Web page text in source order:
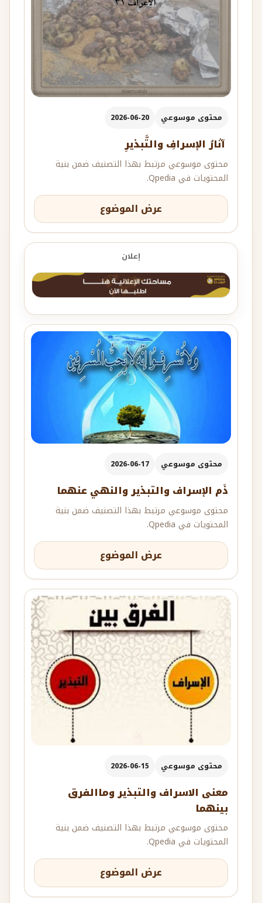
محتوى موسوعي 2026-06-20
آثارُ الإسرافِ والتَّبذيرِ
محتوى موسوعي مرتبط بهذا التصنيف ضمن بنية
المحتويات في Qpedia.
عرض الموضوع
إعلان
محتوى موسوعي 2026-06-17
ذَم الإسراف والتبذير والنهي عنهما
محتوى موسوعي مرتبط بهذا التصنيف ضمن بنية
المحتويات في Qpedia.
عرض الموضوع
محتوى موسوعي 2026-06-15
معنى الاسراف والتبذير وماالفرق
بينهما
محتوى موسوعي مرتبط بهذا التصنيف ضمن بنية
المحتويات في Qpedia.
عرض الموضوع